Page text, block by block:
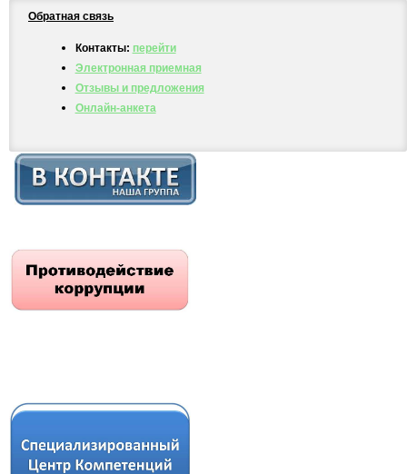
Обратная связь
Контакты: перейти
Электронная приемная
Отзывы и предложения
Онлайн-анкета